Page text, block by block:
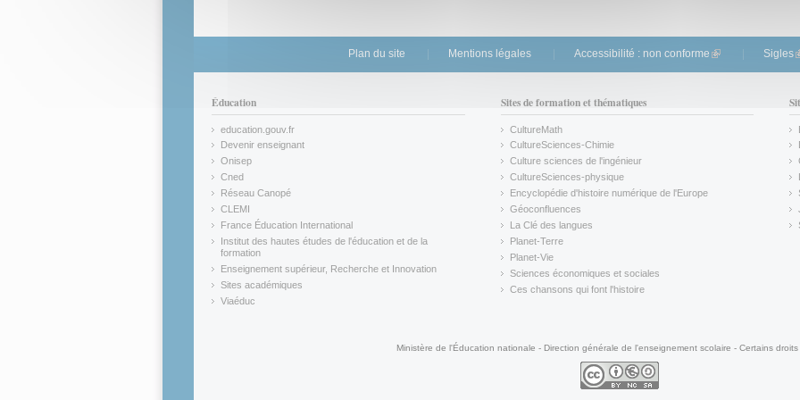
Plan du site Mentions légales Accessibilité : non conforme (link is external)
Sigles
Éducation
education.gouv.fr
(link is external)
Devenir enseignant
(link is external)
Onisep
(link is external)
Cned
(link is external)
Réseau Canopé
(link is external)
CLEMI
(link is external)
France Éducation International
(link is external)
Institut des hautes études de l'éducation et de la
formation
(link is external)
Enseignement supérieur, Recherche et Innovation
(link is external)
Sites académiques
(link is external)
Viaéduc
Sites de formation et thématiques
CultureMath
(link is external)
CultureSciences-Chimie
(link is external)
Culture sciences de l'ingénieur
CultureSciences-physique
(link is external)
Encyclopédie d'histoire numérique de l'Europe
(link is external)
Géoconfluences
(link is external)
La Clé des langues
(link is external)
Planet-Terre
(link is external)
Planet-Vie
(link is external)
Sciences économiques et sociales
(link is external)
Ces chansons qui font l'histoire
Ministère de l'Éducation nationale - Direction générale de l'enseignement scolaire - Certains droits